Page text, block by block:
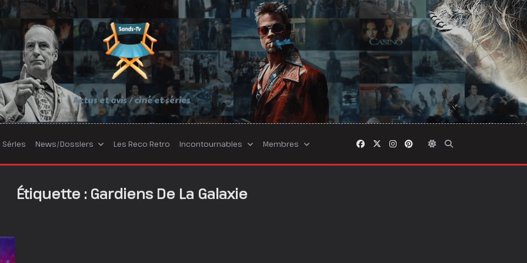
Actus et avis / ciné et séries
Séries News/Dossiers Les Reco Retro Incontournables Membres
Étiquette : Gardiens De La Galaxie